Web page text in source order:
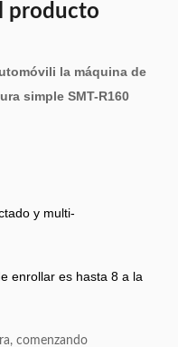
producto
la máquina de
simple SMT-R160
y multi-
enrollar es hasta 8 a la
comenzando